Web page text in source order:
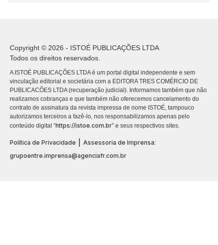
Copyright © 2026 - ISTOÉ PUBLICAÇÕES LTDA
Todos os direitos reservados.
A ISTOÉ PUBLICAÇÕES LTDA é um portal digital independente e sem
vinculação editorial e societária com a EDITORA TRES COMÉRCIO DE
PUBLICACÕES LTDA (recuperação judicial). Informamos também que não
realizamos cobranças e que também não oferecemos cancelamento do
contrato de assinatura da revista impressa de nome ISTOÉ, tampouco
autorizamos terceiros a fazê-lo, nos responsabilizamos apenas pelo
conteúdo digital “https://istoe.com.br” e seus respectivos sites.
Política de Privacidade
Assessoria de Imprensa:
grupoentre.imprensa@agenciafr.com.br